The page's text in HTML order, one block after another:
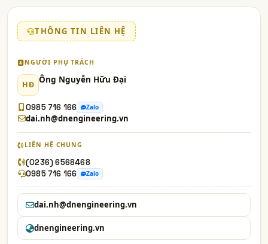
THÔNG TIN LIÊN HỆ
NGƯỜI PHỤ TRÁCH
HĐ Ông Nguyễn Hữu Đại
0985 716 166 Zalo
dai.nh@dnengineering.vn
LIÊN HỆ CHUNG
(0236) 6568468
0985 716 166
Zalo
dai.nh@dnengineering.vn
dnengineering.vn